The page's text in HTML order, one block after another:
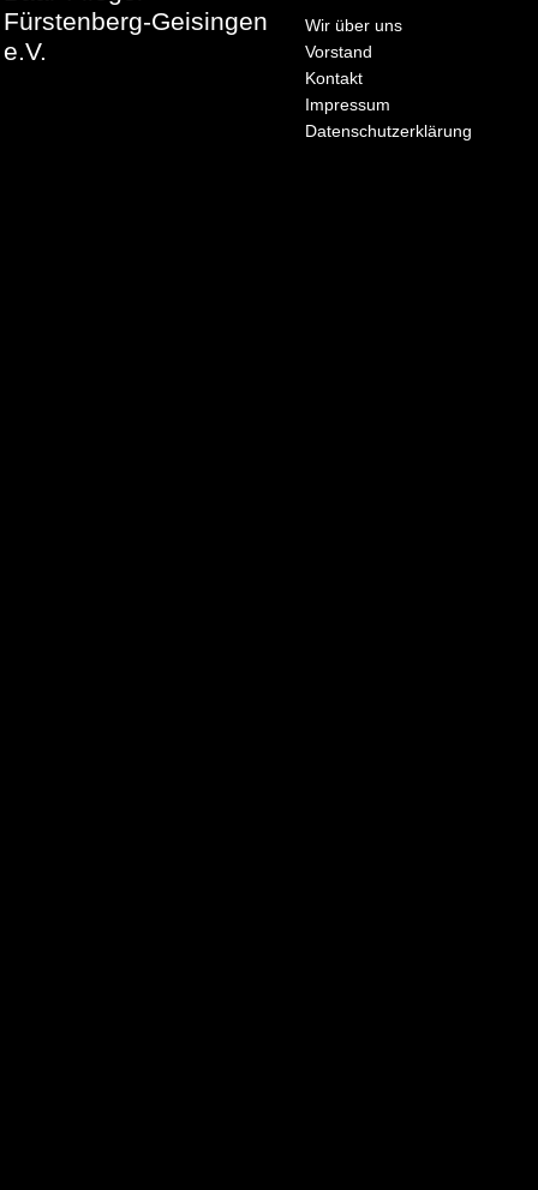
Fürstenberg-Geisingen
e.V.
Wir über uns
Vorstand
Kontakt
Impressum
Datenschutzerklärung